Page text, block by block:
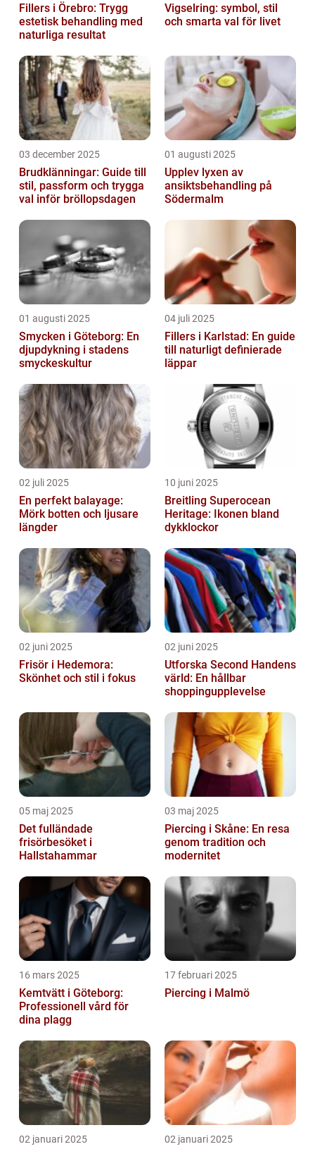
Fillers i Örebro: Trygg
estetisk behandling med
naturliga resultat
Vigselring: symbol, stil
och smarta val för livet
03 december 2025
Brudklänningar: Guide till
stil, passform och trygga
val inför bröllopsdagen
01 augusti 2025
Upplev lyxen av
ansiktsbehandling på
Södermalm
01 augusti 2025
Smycken i Göteborg: En
djupdykning i stadens
smyckeskultur
04 juli 2025
Fillers i Karlstad: En guide
till naturligt definierade
läppar
02 juli 2025
En perfekt balayage:
Mörk botten och ljusare
längder
10 juni 2025
Breitling Superocean
Heritage: Ikonen bland
dykklockor
02 juni 2025
Frisör i Hedemora:
Skönhet och stil i fokus
02 juni 2025
Utforska Second Handens
värld: En hållbar
shoppingupplevelse
05 maj 2025
Det fulländade
frisörbesöket i
Hallstahammar
03 maj 2025
Piercing i Skåne: En resa
genom tradition och
modernitet
16 mars 2025
Kemtvätt i Göteborg:
Professionell vård för
dina plagg
17 februari 2025
Piercing i Malmö
02 januari 2025 02 januari 2025